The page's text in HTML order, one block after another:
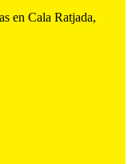
en Cala Ratjada,